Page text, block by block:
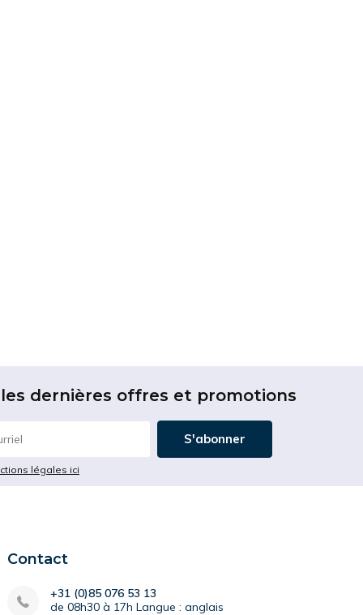
les dernières offres et promotions
S'abonner
légales ici
Contact
+31 (0)85 076 53 13
de 08h30 à 17h Langue : anglais